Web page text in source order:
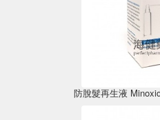
防脫髮再生液